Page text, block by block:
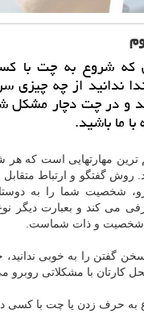
كه شروع به چت با
ندانید از چه چیزی
و در چت دچار مشكل
ما باشید.
ترین مهارتهایی است که
روش گفتگو و ارتباط
شخصیت شما را به
می کند و بعبارت دیگر
شخصیت و ذات شماست.
گفتن را به خوبی ندانید،
کارتان با مشکلاتی روبرو
به حرف زدن یا چت با کسی